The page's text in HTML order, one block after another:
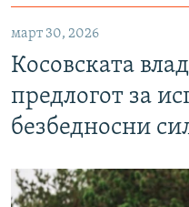
март 30, 2026
Косовската
предлогот за
безбедносни